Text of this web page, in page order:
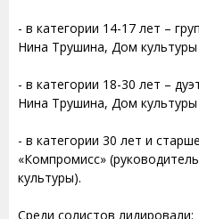
- в категории 14-17 лет –
Нина Трушина, Дом
- в категории 18-30 лет –
Нина Трушина, Дом
- в категории 30 лет и
«Компромисс»
культуры).
Среди солистов лидировали: